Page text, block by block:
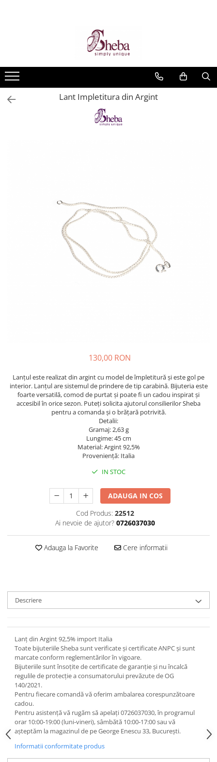
Lant Impletitura din Argint
130,00 RON
Lanțul este realizat din argint cu model de împletitură și este gol pe
interior. Lanțul are sistemul de prindere de tip carabină. Bijuteria este
foarte versatilă, comod de purtat și poate fi un cadou inspirat și
accesibil în orice sezon. Puteți solicita ajutorul consilierilor Sheba
pentru a comanda și o brățară potrivită.
Detalii:
Gramaj: 2,63 g
Lungime: 45 cm
Material: Argint 92,5%
Proveniență: Italia
IN STOC
ADAUGA IN COS
Cod Produs: 22512
Ai nevoie de ajutor? 0726037030
Adauga la Favorite Cere informatii
Descriere
Lanț din Argint 92,5% import Italia
Toate bijuteriile Sheba sunt verificate şi certificate ANPC și sunt
marcate conform reglementărilor în vigoare.
Bijuteriile sunt însoţite de certificate de garanţie și nu încalcă
regulile de protecție a consumatorului prevăzute de OG
140/2021.
Pentru fiecare comandă vă oferim ambalarea corespunzătoare
cadou.
Pentru asistență vă rugăm să apelați 0726037030, în programul
orar 10:00‐19:00 (luni‐vineri), sâmbătă 10:00‐17:00 sau vă
așteptăm la magazinul de pe George Enescu 33, București.
Informatii conformitate produs